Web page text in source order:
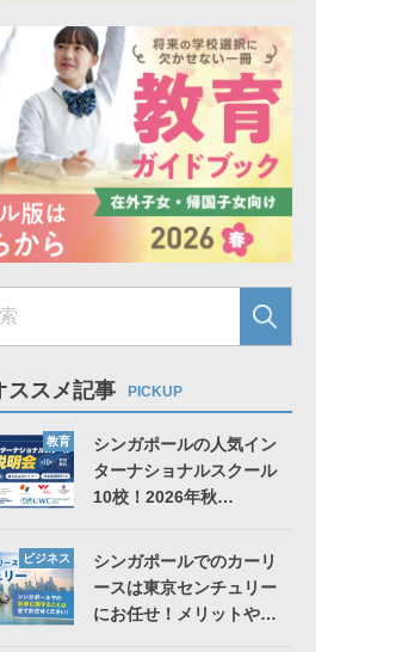
ススメ記事 PICKUP
教育
シンガポールの人気イン
ターナショナルスクール
10校！2026年秋…
ビジネス
シンガポールでのカーリ
ースは東京センチュリー
にお任せ！メリットや…